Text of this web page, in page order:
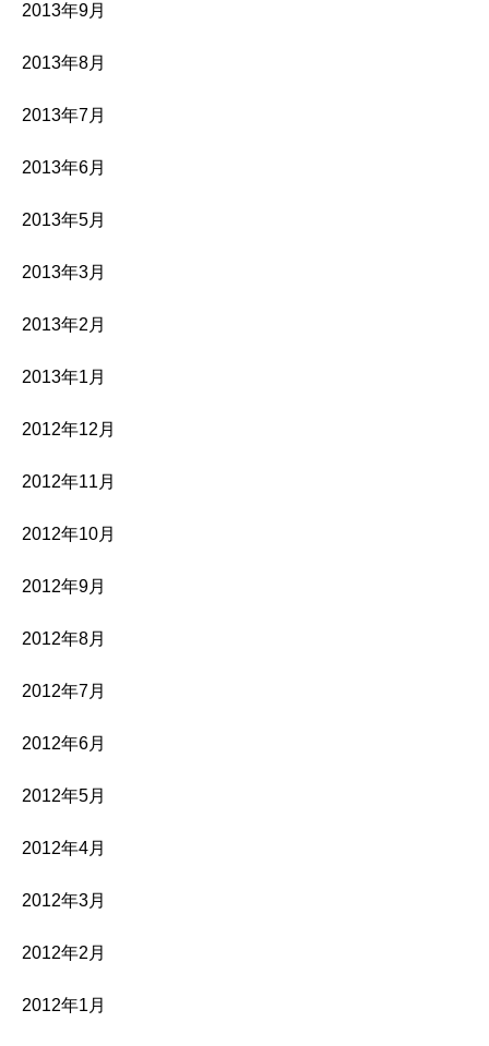
2013年9月
2013年8月
2013年7月
2013年6月
2013年5月
2013年3月
2013年2月
2013年1月
2012年12月
2012年11月
2012年10月
2012年9月
2012年8月
2012年7月
2012年6月
2012年5月
2012年4月
2012年3月
2012年2月
2012年1月